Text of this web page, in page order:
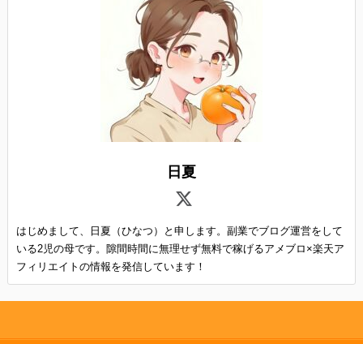
日夏
はじめまして、日夏（ひなつ）と申します。副業でブログ運営をして
いる2児の母です。隙間時間に無理せず無料で稼げるアメブロ×楽天ア
フィリエイトの情報を発信しています！